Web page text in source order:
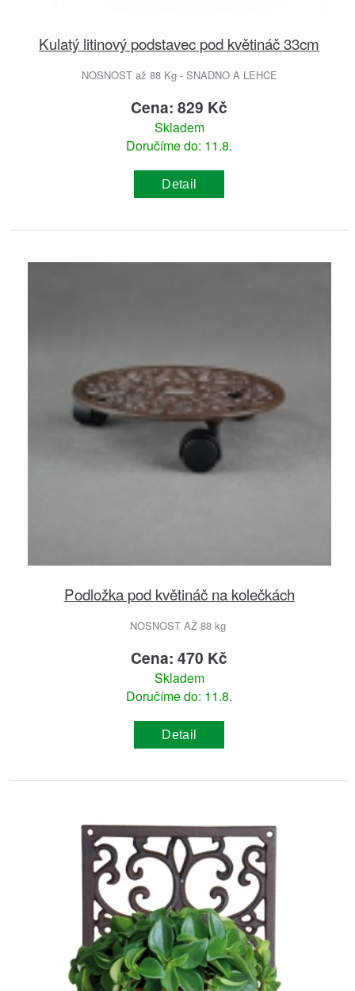
Kulatý litinový podstavec pod květináč 33cm
NOSNOST až 88 Kg - SNADNO A LEHCE
Cena: 829 Kč
Skladem
Doručíme do: 11.8.
Detail
Podložka pod květináč na kolečkách
NOSNOST AŽ 88 kg
Cena: 470 Kč
Skladem
Doručíme do: 11.8.
Detail